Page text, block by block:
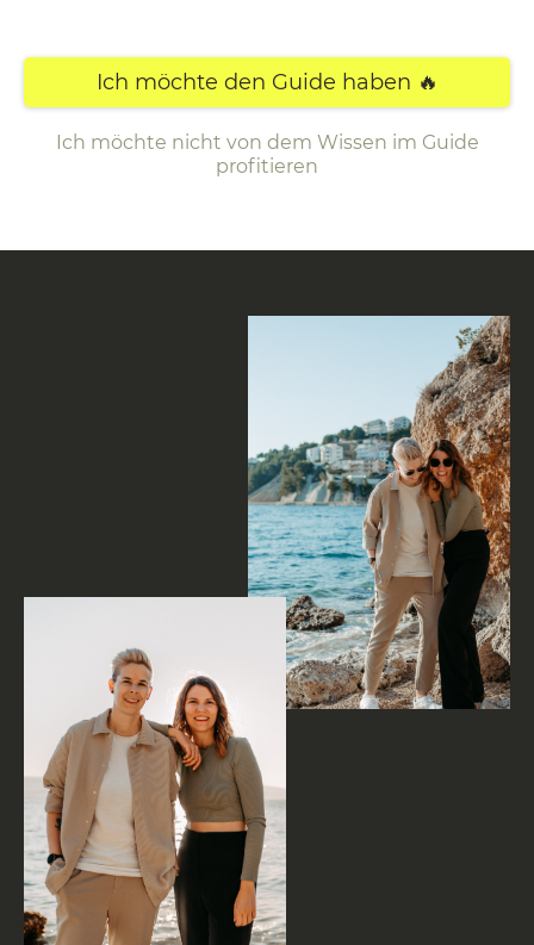
Ich möchte den Guide haben 🔥
Ich möchte nicht von dem Wissen im Guide
profitieren